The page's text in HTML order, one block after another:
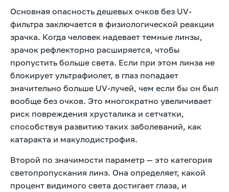
Основная опасность дешевых очков без UV-
фильтра заключается в физиологической реакции
зрачка. Когда человек надевает темные линзы,
зрачок рефлекторно расширяется, чтобы
пропустить больше света. Если при этом линза не
блокирует ультрафиолет, в глаз попадает
значительно больше UV-лучей, чем если бы он был
вообще без очков. Это многократно увеличивает
риск повреждения хрусталика и сетчатки,
способствуя развитию таких заболеваний, как
катаракта и макулодистрофия.
Второй по значимости параметр — это категория
светопропускания линз. Она определяет, какой
процент видимого света достигает глаза, и